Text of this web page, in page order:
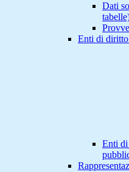
Dati
Enti di
Enti